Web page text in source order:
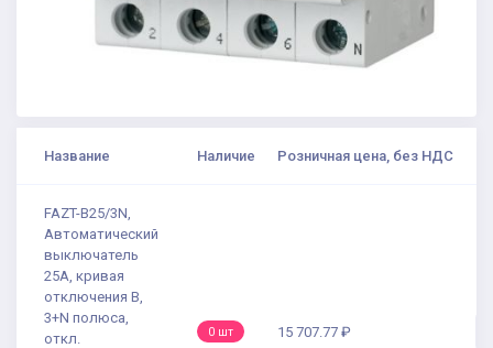
Название Наличие Розничная цена, без НДС
FAZT-B25/3N,
Автоматический
выключатель
25А, кривая
отключения В,
3+N полюса,
откл.
0 шт 15 707.77 ₽